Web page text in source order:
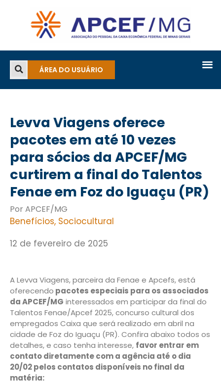
ÁREA DO USUÁRIO
Levva Viagens oferece
pacotes em até 10 vezes
para sócios da APCEF/MG
curtirem a final do Talentos
Fenae em Foz do Iguaçu (PR)
Por APCEF/MG
Benefícios, Sociocultural
12 de fevereiro de 2025
A Levva Viagens, parceira da Fenae e Apcefs, está
oferecendo pacotes especiais para os associados
da APCEF/MG interessados em participar da final do
Talentos Fenae/Apcef 2025, concurso cultural dos
empregados Caixa que será realizado em abril na
cidade de Foz do Iguaçu (PR). Confira abaixo todos os
detalhes, e caso tenha interesse, favor entrar em
contato diretamente com a agência até o dia
20/02 pelos contatos disponíveis no final da
matéria: